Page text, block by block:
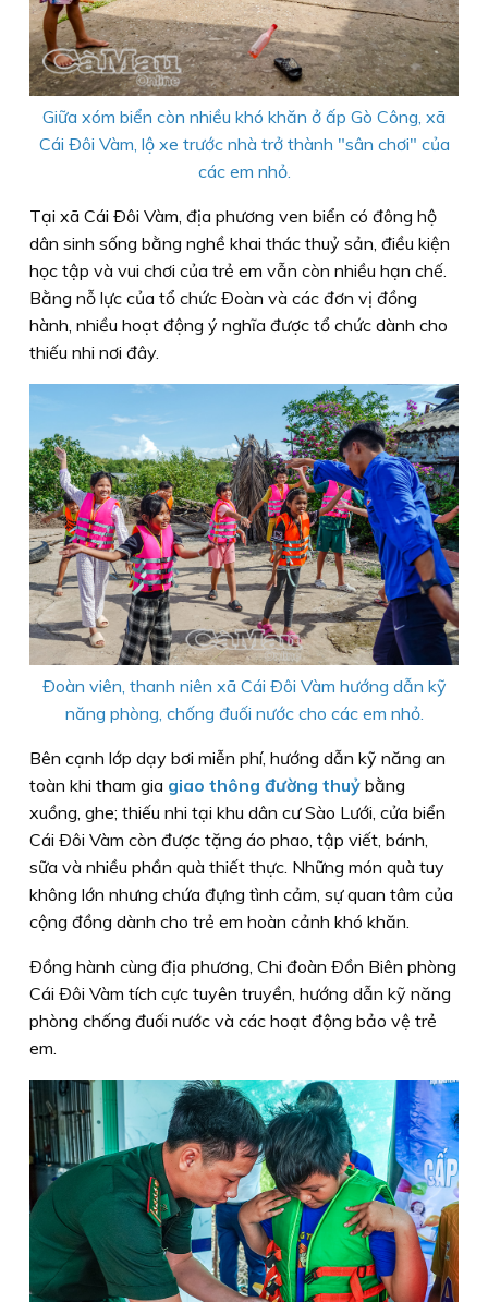
Giữa xóm biển còn nhiều khó khăn ở ấp Gò Công, xã
Cái Ðôi Vàm, lộ xe trước nhà trở thành "sân chơi" của
các em nhỏ.
Tại xã Cái Ðôi Vàm, địa phương ven biển có đông hộ
dân sinh sống bằng nghề khai thác thuỷ sản, điều kiện
học tập và vui chơi của trẻ em vẫn còn nhiều hạn chế.
Bằng nỗ lực của tổ chức Ðoàn và các đơn vị đồng
hành, nhiều hoạt động ý nghĩa được tổ chức dành cho
thiếu nhi nơi đây.
Ðoàn viên, thanh niên xã Cái Ðôi Vàm hướng dẫn kỹ
năng phòng, chống đuối nước cho các em nhỏ.
Bên cạnh lớp dạy bơi miễn phí, hướng dẫn kỹ năng an
toàn khi tham gia giao thông đường thuỷ bằng
xuồng, ghe; thiếu nhi tại khu dân cư Sào Lưới, cửa biển
Cái Ðôi Vàm còn được tặng áo phao, tập viết, bánh,
sữa và nhiều phần quà thiết thực. Những món quà tuy
không lớn nhưng chứa đựng tình cảm, sự quan tâm của
cộng đồng dành cho trẻ em hoàn cảnh khó khăn.
Ðồng hành cùng địa phương, Chi đoàn Ðồn Biên phòng
Cái Ðôi Vàm tích cực tuyên truyền, hướng dẫn kỹ năng
phòng chống đuối nước và các hoạt động bảo vệ trẻ
em.